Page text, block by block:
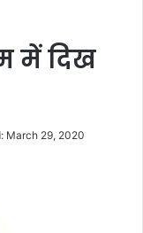
में दिख
March 29, 2020